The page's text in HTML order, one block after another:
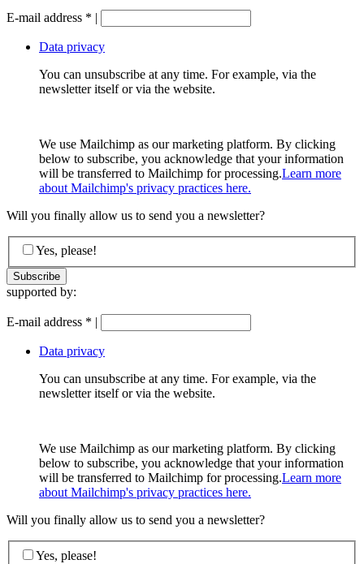
E-mail address * |
Data privacy
You can unsubscribe at any time. For example, via the
newsletter itself or via the website.
We use Mailchimp as our marketing platform. By clicking
below to subscribe, you acknowledge that your information
will be transferred to Mailchimp for processing.Learn more
about Mailchimp's privacy practices here.
Will you finally allow us to send you a newsletter?
Yes, please!
supported by:
E-mail address * |
Data privacy
You can unsubscribe at any time. For example, via the
newsletter itself or via the website.
We use Mailchimp as our marketing platform. By clicking
below to subscribe, you acknowledge that your information
will be transferred to Mailchimp for processing.Learn more
about Mailchimp's privacy practices here.
Will you finally allow us to send you a newsletter?
Yes, please!